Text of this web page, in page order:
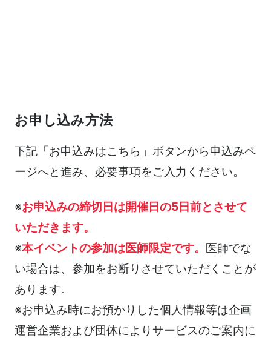
お申し込み方法
下記「お申込みはこちら」ボタンから申込みペ
ージへと進み、必要事項をご入力ください。
※お申込みの締切日は開催日の5日前とさせて
いただきます。
※本イベントの参加は医師限定です。 医師でな
い場合は、参加をお断りさせていただくことが
あります。
※お申込み時にお預かりした個人情報等は企画
運営企業および団体によりサービスのご案内に